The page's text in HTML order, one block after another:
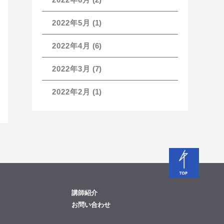
2022年5月 (1)
2022年4月 (6)
2022年3月 (7)
2022年2月 (1)
講師紹介
お問い合わせ